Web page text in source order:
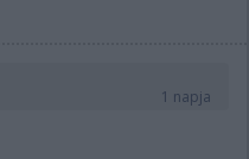
1 napja